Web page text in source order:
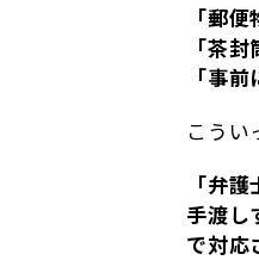
「郵
「茶
「事
こうい
「弁
手渡し
で対応